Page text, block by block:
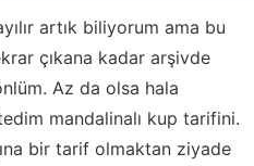
artık biliyorum ama bu
çıkana kadar arşivde
Az da olsa hala
mandalinalı kup tarifini.
bir tarif olmaktan ziyade